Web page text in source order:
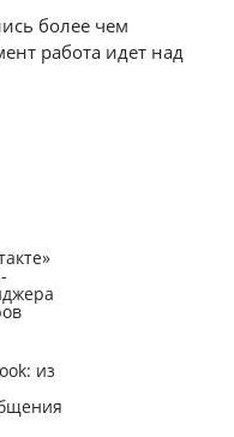
более чем
работа идет над
из